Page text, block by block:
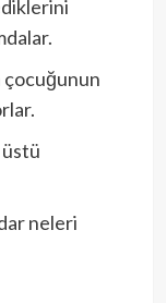
çocuğunun
üstü
neleri